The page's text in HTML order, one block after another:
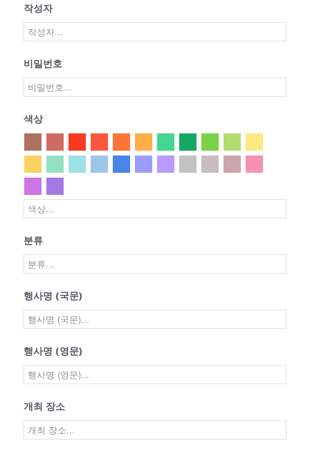
작성자
비밀번호
색상
분류
행사명 (국문)
행사명 (영문)
개최 장소